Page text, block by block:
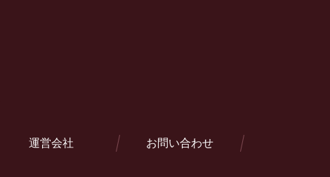
運営会社 お問い合わせ